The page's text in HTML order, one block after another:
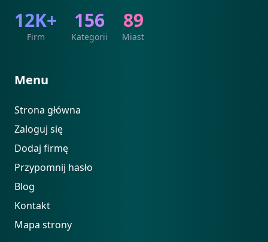
12K+
Firm
156
Kategorii
89
Miast
Menu
Strona główna
Zaloguj się
Dodaj firmę
Przypomnij hasło
Blog
Kontakt
Mapa strony